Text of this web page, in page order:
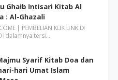
Ghaib Intisari Kitab Al
: Al-Ghazali
| PEMBELIAN KLIK LINK DI
dalamnya tersi…
Syarif Kitab Doa dan
hari Umat Islam